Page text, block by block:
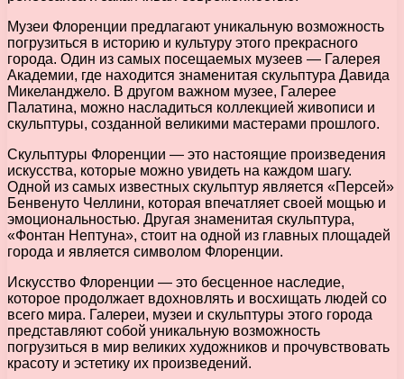
Музеи Флоренции предлагают уникальную возможность
погрузиться в историю и культуру этого прекрасного
города. Один из самых посещаемых музеев — Галерея
Академии, где находится знаменитая скульптура Давида
Микеланджело. В другом важном музее, Галерее
Палатина, можно насладиться коллекцией живописи и
скульптуры, созданной великими мастерами прошлого.
Скульптуры Флоренции — это настоящие произведения
искусства, которые можно увидеть на каждом шагу.
Одной из самых известных скульптур является «Персей»
Бенвенуто Челлини, которая впечатляет своей мощью и
эмоциональностью. Другая знаменитая скульптура,
«Фонтан Нептуна», стоит на одной из главных площадей
города и является символом Флоренции.
Искусство Флоренции — это бесценное наследие,
которое продолжает вдохновлять и восхищать людей со
всего мира. Галереи, музеи и скульптуры этого города
представляют собой уникальную возможность
погрузиться в мир великих художников и прочувствовать
красоту и эстетику их произведений.